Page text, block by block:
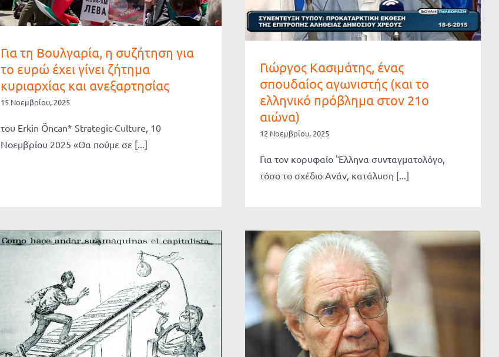
Για τη Βουλγαρία, η συζήτηση για
το ευρώ έχει γίνει ζήτημα
κυριαρχίας και ανεξαρτησίας
15 Νοεμβρίου, 2025
του Erkin Öncan* Strategic-Culture, 10
Νοεμβρίου 2025 «Θα πούμε σε [...]
Γιώργος Κασιμάτης, ένας
σπουδαίος αγωνιστής (και το
ελληνικό πρόβλημα στον 21ο
αιώνα)
12 Νοεμβρίου, 2025
Για τον κορυφαίο 'Έλληνα συνταγματολόγο,
τόσο το σχέδιο Ανάν, κατάλυση [...]